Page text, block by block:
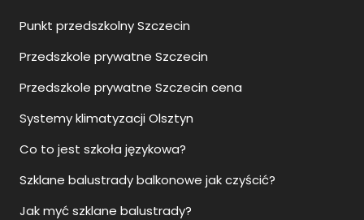
Punkt przedszkolny Szczecin
Przedszkole prywatne Szczecin
Przedszkole prywatne Szczecin cena
Systemy klimatyzacji Olsztyn
Co to jest szkoła językowa?
Szklane balustrady balkonowe jak czyścić?
Jak myć szklane balustrady?